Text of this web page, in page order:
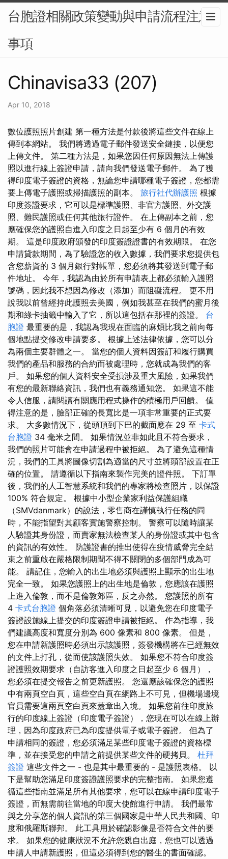
台胞證相關政策變動與申請流程注意
事項
Chinavisa33 (207)
Apr 10, 2018
數位護照照片創建 第一種方法是付款後將這些文件在線上
傳到本網站。 我們將透過電子郵件發送安全鏈接，以便您
上傳文件。 第二種方法是，如果您因任何原因無法上傳護
照以進行線上簽證申請，請向我們發送電子郵件。 為了獲
得印度電子簽證的資格，無論您申請哪種電子簽證，您都需
要上傳電子護照或掃描護照的副本。 旅行社代辦護照 根據
印度簽證要求，它可以是標準護照、非官方護照、外交護
照、難民護照或任何其他旅行證件。 在上傳副本之前，您
應確保您的護照自進入印度之日起至少有 6 個月的有效
期。 這是印度政府頒發的印度簽證證書的有效期限。 在您
申請貸款期間，為了驗證您的收入數據，我們要求您提供包
含您薪資的 3 個月銀行對帳單，您必須將其發送到電子郵
件地址。 今年，我認為由於所有申請表上都必須輸入護照
號碼，因此我不想因為修改（添加）而阻礙流程。 更不用
說我以前曾經持此護照去美國，例如我甚至在我們的蜜月後
期和綠卡抽籤中輸入了它，所以這包括在那裡的簽證。 台
胞證 最重要的是，我認為我現在面臨的麻煩比我之前向每
個地點提交修改申請要多。 根據上述法律依據，您可以分
為兩個主要群體之一。 當您的個人資料因簽訂和履行購買
我們的產品和服務的合約而被處理時，您就成為我們的客
戶。 如果您的個人資料安全受損涉及重大風險，如果我們
有您的最新聯絡資訊，我們也有義務通知您。 如果這不能
令人信服，請閱讀有關應用程式操作的積極用戶回饋。 值
得注意的是，臉部正確的長寬比是一項非常重要的正式要
求。 大多數情況下，從頭頂到下巴的截面應在 29 至 卡式
台胞證 34 毫米之間。 如果情況並非如此且不符合要求，
我們的照片可能會在申請過程中被拒絕。 為了避免這種情
況，我們的工具將圖像切割為適當的尺寸並將頭部設置在正
確的位置。 請遵循以下指南來製作完美的證件照。 下訂單
後，我們的人工智慧系統和我們的專家將檢查照片，以保證
100% 符合規定。 根據中小型企業家利益保護組織
（SMVdanmark）的說法，零售商在謹慎執行任務的同
時，不能指望對其顧客實施警察控制。 警察可以隨時讓某
人驗證其身份證，而賣家無法檢查某人的身份證或其中包含
的資訊的有效性。 防護證書的推出使得在疫情威脅完全結
束之前重啟在嚴格限制期間不得不關閉的多個部門成為可
能。 請記住，您輸入的出生地必須與護照上顯示的出生地
完全一致。 如果您護照上的出生地是倫敦，您應該在護照
上進入倫敦，而不是倫敦郊區，反之亦然。 您護照的所有
4 卡式台胞證 個角落必須清晰可見，以避免您在印度電子
簽證設施線上提交的印度簽證申請被拒絕。 作為指導，我
們建議高度和寬度分別為 600 像素和 800 像素。 但是，
您在申請新護照時必須出示該護照，簽發機構將在已經無效
的文件上打孔，從而使該護照失效。 如果您不符合印度簽
證護照效期要求（自訪客進入印度之日起至少 6 個月），
您必須在提交報告之前更新護照。 您還應該確保您的護照
中有兩頁空白頁，這些空白頁在網路上不可見，但機場邊境
官員需要這兩頁空白頁來蓋章出入境。 如果您前往印度旅
行的印度線上簽證（印度電子簽證），您現在可以在線上辦
理，因為印度政府已為印度提供電子或電子簽證。 但為了
申請相同的簽證，您必須滿足某些印度電子簽證的資格標
準，並在接受您的申請之前提供某些文件的硬拷貝。 杜拜
簽證 這些文件之一 - 也是其中最重要的 - 是護照表格。 以
下是幫助您滿足印度簽證護照要求的完整指南。 如果您遵
循這些指南並滿足所有其他要求，您可以在線申請印度電子
簽證，而無需前往當地的印度大使館進行申請。 我們最常
與之分享您的個人資訊的第三個國家是中華人民共和國、印
度和俄羅斯聯邦。 此工具用於確認影像是否符合文件的要
求。 如果您的健康狀況不允許您親自出庭，您也可以透過
申請人申請新護照，但這必須得到您的醫生的書面確認。